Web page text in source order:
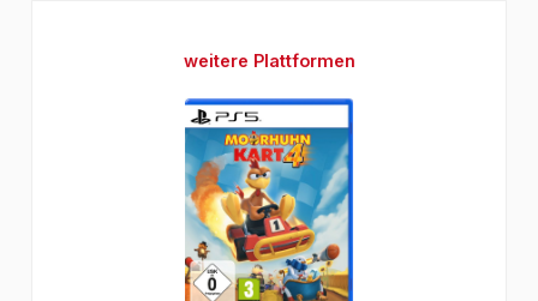
Produktgalerie überspringen
weitere Plattformen